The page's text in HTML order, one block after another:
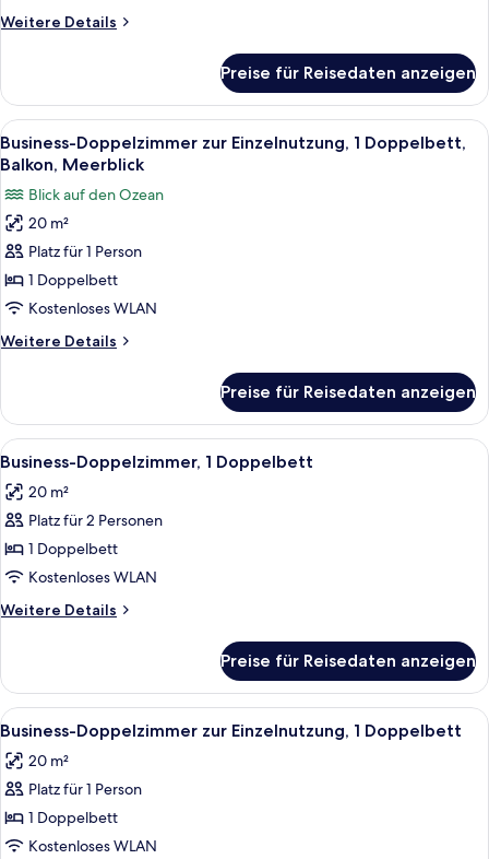
anzeigen
Weitere Details
Weitere
Doppelzimmer,
Doppelbett,
Meerblick
Preise für Reisedaten anzeigen
Alle
Fotos
Business-
Doppelzimmer
zur
Einzelnutzung,
1
Doppelbett,
Balkon,
anzeigen
Ein Hotelzimmer mit Bett,
4
Business-Doppelzimmer zur Einzelnutzung, 1 Doppelbett,
Balkon, Meerblick
Blick auf den Ozean
20 m²
Platz für 1 Person
1 Doppelbett
Kostenloses WLAN
Weitere Details
Weitere
Doppelzimmer
zur
Einzelnutzung,
Doppelbett,
Balkon,
Preise für Reisedaten anzeigen
Alle
Fotos
für
Business-
Doppelzimmer,
1
Doppelbett
anzeigen
Ein Hotelzimmer mit Bett,
4
Business-Doppelzimmer, 1 Doppelbett
20 m²
Platz für 2 Personen
1 Doppelbett
Kostenloses WLAN
Weitere Details
Weitere
Doppelzimmer,
Doppelbett
Preise für Reisedaten anzeigen
Alle
Fotos
für
Business-
Doppelzimmer
zur
Ein Hotelzimmer mit Bett,
4
Business-Doppelzimmer zur Einzelnutzung, 1 Doppelbett
20 m²
Platz für 1 Person
1 Doppelbett
Kostenloses WLAN